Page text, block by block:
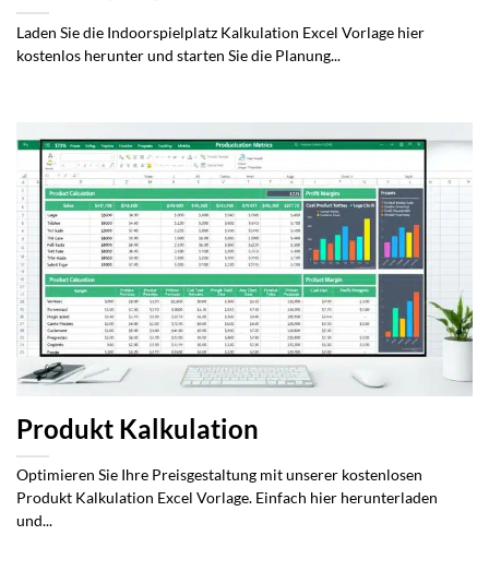
Laden Sie die Indoorspielplatz Kalkulation Excel Vorlage hier
kostenlos herunter und starten Sie die Planung...
Produkt Kalkulation
Optimieren Sie Ihre Preisgestaltung mit unserer kostenlosen
Produkt Kalkulation Excel Vorlage. Einfach hier herunterladen
und...